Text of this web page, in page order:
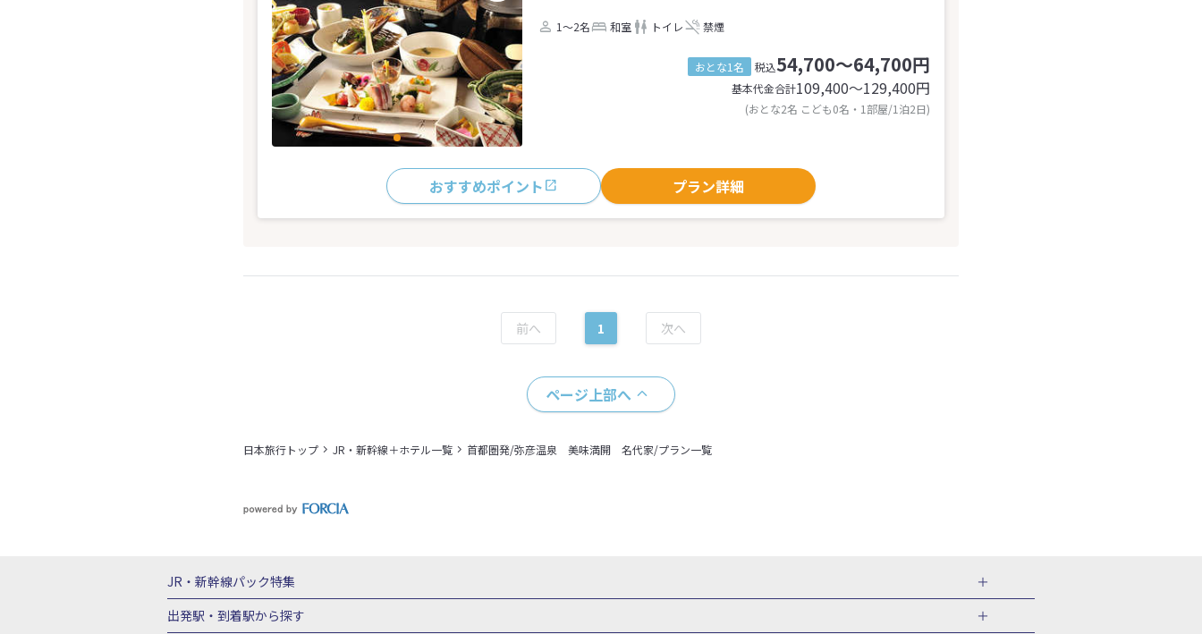
1～2名 和室 トイレ 禁煙
おとな1名 税込54,700～64,700円
基本代金合計109,400〜129,400円
(おとな2名 こども0名・1部屋/1泊2日)
おすすめポイント プラン詳細
1
ページ上部へ
日本旅行トップ JR・新幹線＋ホテル一覧 首都圏発/弥彦温泉 美味満開 名代家/プラン一覧
JR・新幹線パック特集
JR・新幹線＋ホテルパック
出発駅・到着駅から探す